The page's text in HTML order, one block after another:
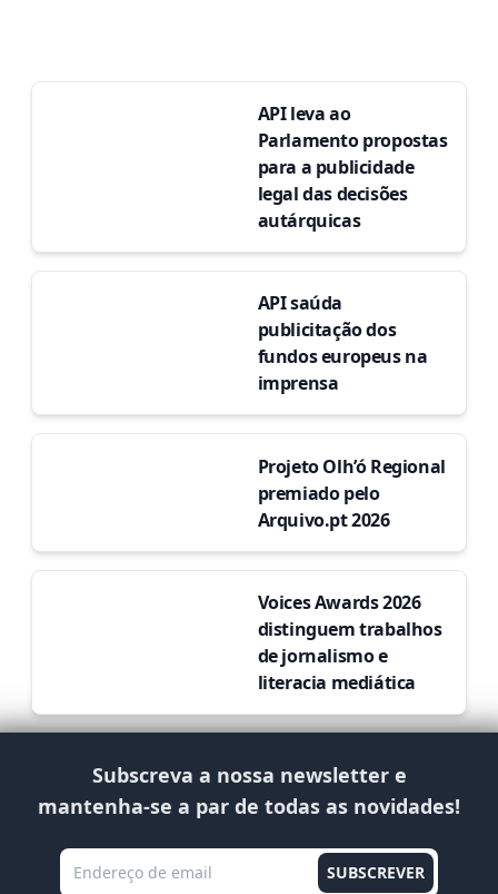
API leva ao
Parlamento propostas
para a publicidade
legal das decisões
autárquicas
API saúda
publicitação dos
fundos europeus na
imprensa
Projeto Olh’ó Regional
premiado pelo
Arquivo.pt 2026
Voices Awards 2026
distinguem trabalhos
de jornalismo e
literacia mediática
Subscreva a nossa newsletter e
mantenha-se a par de todas as novidades!